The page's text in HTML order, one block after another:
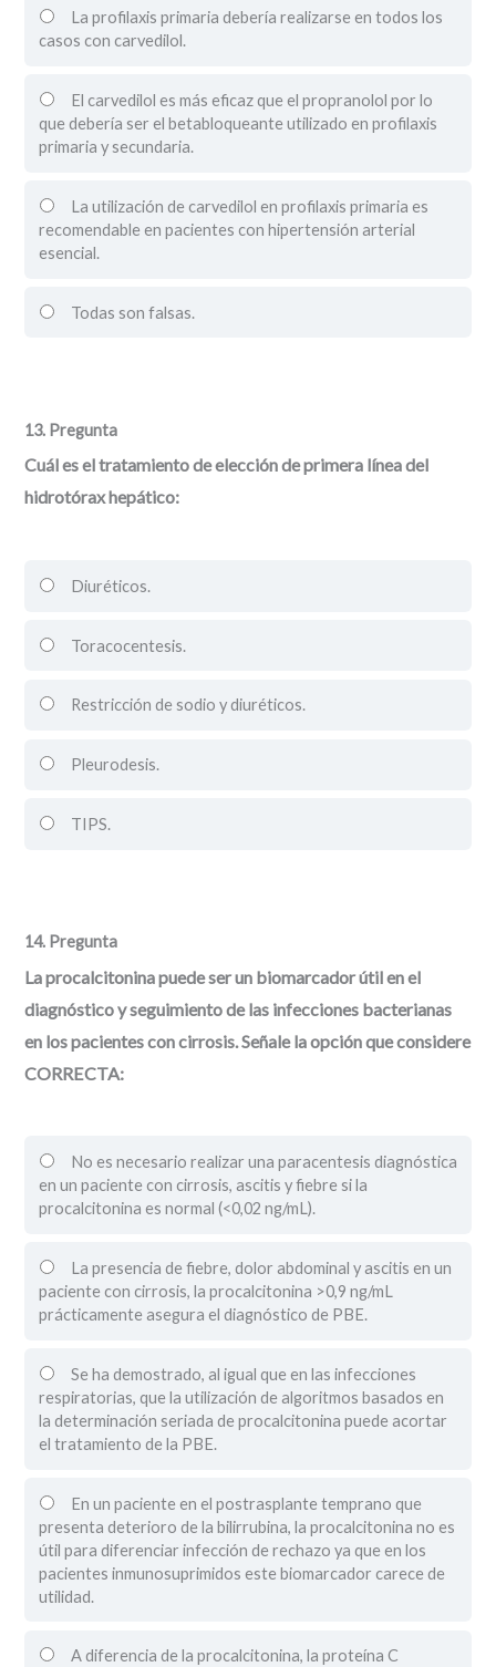
La profilaxis primaria debería realizarse en todos los
casos con carvedilol.
El carvedilol es más eficaz que el propranolol por lo
que debería ser el betabloqueante utilizado en profilaxis
primaria y secundaria.
La utilización de carvedilol en profilaxis primaria es
recomendable en pacientes con hipertensión arterial
esencial.
Todas son falsas.
13. Pregunta
Cuál es el tratamiento de elección de primera línea del
hidrotórax hepático:
Diuréticos.
Toracocentesis.
Restricción de sodio y diuréticos.
Pleurodesis.
TIPS.
14. Pregunta
La procalcitonina puede ser un biomarcador útil en el
diagnóstico y seguimiento de las infecciones bacterianas
en los pacientes con cirrosis. Señale la opción que considere
CORRECTA:
No es necesario realizar una paracentesis diagnóstica
en un paciente con cirrosis, ascitis y fiebre si la
procalcitonina es normal (<0,02 ng/mL).
La presencia de fiebre, dolor abdominal y ascitis en un
paciente con cirrosis, la procalcitonina >0,9 ng/mL
prácticamente asegura el diagnóstico de PBE.
Se ha demostrado, al igual que en las infecciones
respiratorias, que la utilización de algoritmos basados en
la determinación seriada de procalcitonina puede acortar
el tratamiento de la PBE.
En un paciente en el postrasplante temprano que
presenta deterioro de la bilirrubina, la procalcitonina no es
útil para diferenciar infección de rechazo ya que en los
pacientes inmunosuprimidos este biomarcador carece de
utilidad.
A diferencia de la procalcitonina, la proteína C